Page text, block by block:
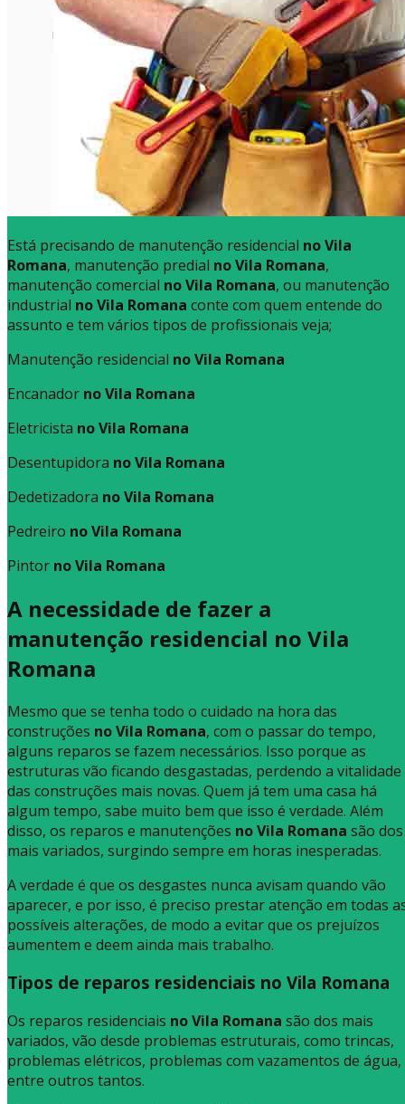
Está precisando de manutenção residencial no Vila
Romana, manutenção predial no Vila Romana,
manutenção comercial no Vila Romana, ou manutenção
industrial no Vila Romana conte com quem entende do
assunto e tem vários tipos de profissionais veja;
Manutenção residencial no Vila Romana
Encanador no Vila Romana
Eletricista no Vila Romana
Desentupidora no Vila Romana
Dedetizadora no Vila Romana
Pedreiro no Vila Romana
Pintor no Vila Romana
A necessidade de fazer a
manutenção residencial no Vila
Romana
Mesmo que se tenha todo o cuidado na hora das
construções no Vila Romana, com o passar do tempo,
alguns reparos se fazem necessários. Isso porque as
estruturas vão ficando desgastadas, perdendo a vitalidade
das construções mais novas. Quem já tem uma casa há
algum tempo, sabe muito bem que isso é verdade. Além
disso, os reparos e manutenções no Vila Romana são dos
mais variados, surgindo sempre em horas inesperadas.
A verdade é que os desgastes nunca avisam quando vão
aparecer, e por isso, é preciso prestar atenção em todas
possíveis alterações, de modo a evitar que os prejuízos
aumentem e deem ainda mais trabalho.
Tipos de reparos residenciais no Vila Romana
Os reparos residenciais no Vila Romana são dos mais
variados, vão desde problemas estruturais, como trincas,
problemas elétricos, problemas com vazamentos de água,
entre outros tantos.